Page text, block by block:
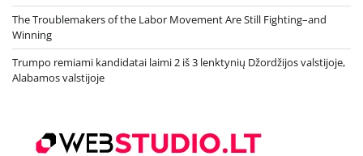
The Troublemakers of the Labor Movement Are Still Fighting–and
Winning
Trumpo remiami kandidatai laimi 2 iš 3 lenktynių Džordžijos valstijoje,
Alabamos valstijoje